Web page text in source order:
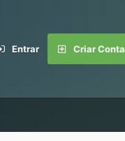
Entrar Criar Conta